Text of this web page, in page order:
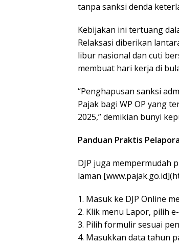
tanpa sanksi denda
Kebijakan ini tertuang
Relaksasi diberikan
libur nasional dan cuti
membuat hari kerja di
“Penghapusan sanksi
Pajak bagi WP OP yang
2025,” demikian bunyi
Panduan Praktis
DJP juga mempermudah
laman
1. Masuk ke DJP Online
2. Klik menu Lapor, pilih
3. Pilih formulir sesuai
4. Masukkan data tahun